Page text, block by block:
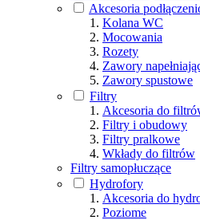
Akcesoria
Kolana WC
Mocowania
Rozety
Zawory
Zawory spustowe
Filtry
Akcesoria do
Filtry i obudowy
Filtry pralkowe
Wkłady do filtrów
Filtry samopłuczące
Hydrofory
Akcesoria do
Poziome